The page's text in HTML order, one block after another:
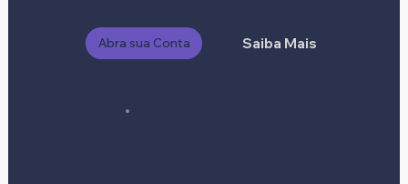
Abra sua Conta Saiba Mais